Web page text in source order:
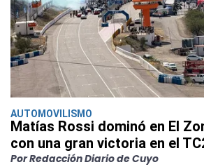
AUTOMOVILISMO
Matías Rossi dominó en El
con una gran victoria en el
Por Redacción Diario de Cuyo